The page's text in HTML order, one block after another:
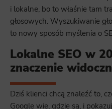
i lokalne, bo to właśnie tam
głosowych. Wyszukiwanie
to nowy sposób myślenia o
Lokalne SEO w
znaczenie
Dziś klienci chcą znaleźć to,
Google wie, gdzie są, i